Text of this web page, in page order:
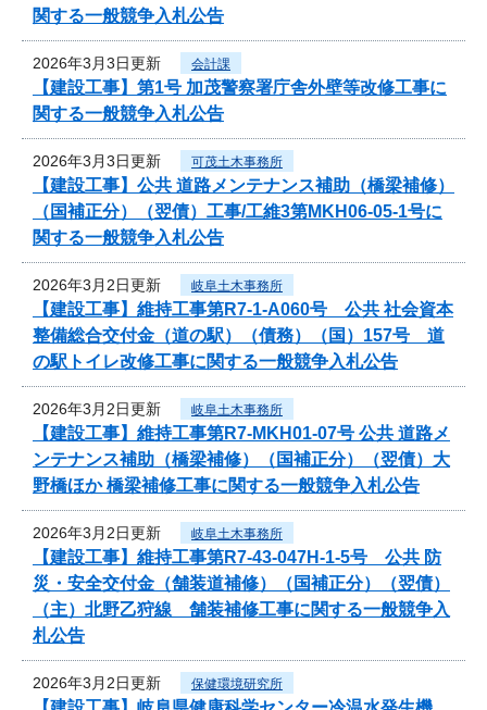
関する一般競争入札公告
2026年3月3日更新 会計課
【建設工事】第1号 加茂警察署庁舎外壁等改修工事に
関する一般競争入札公告
2026年3月3日更新 可茂土木事務所
【建設工事】公共 道路メンテナンス補助（橋梁補修）
（国補正分）（翌債）工事/工維3第MKH06-05-1号に
関する一般競争入札公告
2026年3月2日更新 岐阜土木事務所
【建設工事】維持工事第R7-1-A060号 公共 社会資本
整備総合交付金（道の駅）（債務）（国）157号 道
の駅トイレ改修工事に関する一般競争入札公告
2026年3月2日更新 岐阜土木事務所
【建設工事】維持工事第R7-MKH01-07号 公共 道路メ
ンテナンス補助（橋梁補修）（国補正分）（翌債）大
野橋ほか 橋梁補修工事に関する一般競争入札公告
2026年3月2日更新 岐阜土木事務所
【建設工事】維持工事第R7-43-047H-1-5号 公共 防
災・安全交付金（舗装道補修）（国補正分）（翌債）
（主）北野乙狩線 舗装補修工事に関する一般競争入
札公告
2026年3月2日更新 保健環境研究所